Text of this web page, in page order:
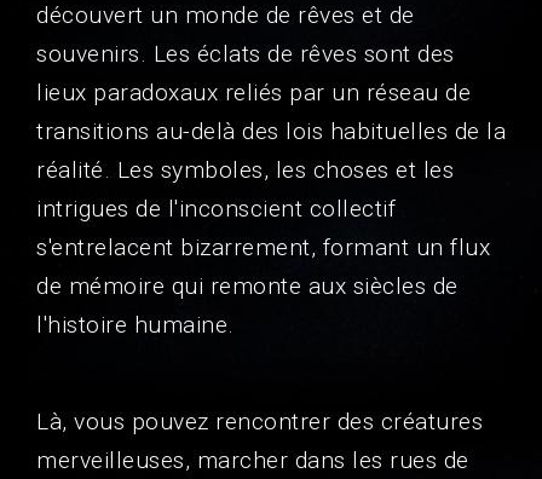
découvert un monde de rêves et de
souvenirs. Les éclats de rêves sont des
lieux paradoxaux reliés par un réseau de
transitions au-delà des lois habituelles de la
réalité. Les symboles, les choses et les
intrigues de l'inconscient collectif
s'entrelacent bizarrement, formant un flux
de mémoire qui remonte aux siècles de
l'histoire humaine.
Là, vous pouvez rencontrer des créatures
merveilleuses, marcher dans les rues de